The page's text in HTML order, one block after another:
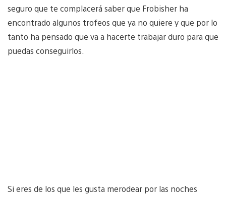
seguro que te complacerá saber que Frobisher ha
encontrado algunos trofeos que ya no quiere y que por lo
tanto ha pensado que va a hacerte trabajar duro para que
puedas conseguirlos.
Si eres de los que les gusta merodear por las noches